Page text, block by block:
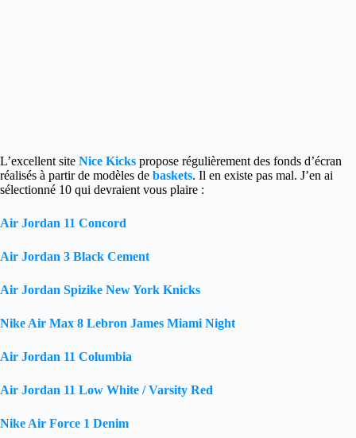
L’excellent site Nice Kicks propose régulièrement des fonds d’écran
réalisés à partir de modèles de baskets. Il en existe pas mal. J’en ai
sélectionné 10 qui devraient vous plaire :
Air Jordan 11 Concord
Air Jordan 3 Black Cement
Air Jordan Spizike New York Knicks
Nike Air Max 8 Lebron James Miami Night
Air Jordan 11 Columbia
Air Jordan 11 Low White / Varsity Red
Nike Air Force 1 Denim